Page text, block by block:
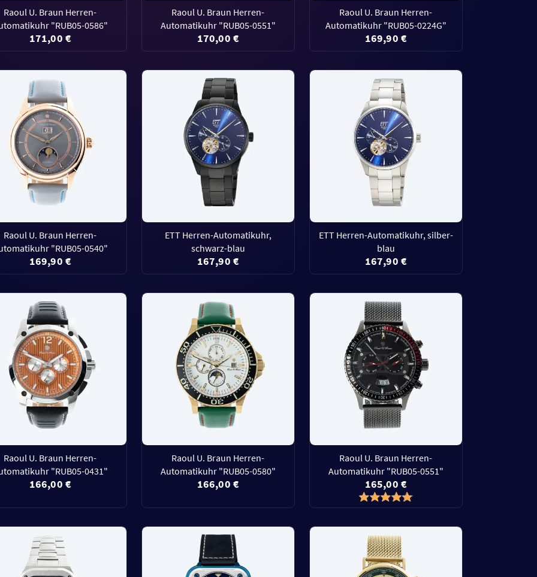
Raoul U. Braun Herren-
"RUB05-0586"
171,00 €
Raoul U. Braun Herren-
Automatikuhr "RUB05-0551"
170,00 €
Raoul U. Braun Herren-
Automatikuhr "RUB05-0224G"
169,90 €
Raoul U. Braun Herren-
"RUB05-0540"
169,90 €
ETT Herren-Automatikuhr,
schwarz-blau
167,90 €
ETT Herren-Automatikuhr, silber-
blau
167,90 €
Raoul U. Braun Herren-
"RUB05-0431"
166,00 €
Raoul U. Braun Herren-
Automatikuhr "RUB05-0580"
166,00 €
Raoul U. Braun Herren-
Automatikuhr "RUB05-0551"
165,00 €